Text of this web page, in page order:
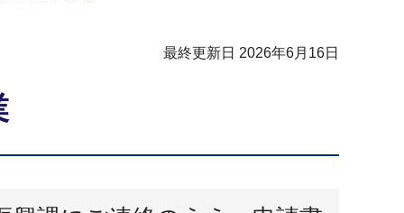
最終更新日 2026年6月16日